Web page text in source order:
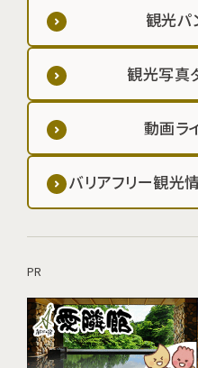
観光パ
観光写真
動画ラ
バリアフリー観光
PR